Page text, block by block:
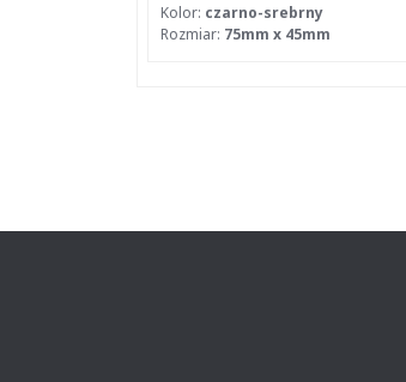
Kolor: czarno-srebrny
Rozmiar: 75mm x 45mm